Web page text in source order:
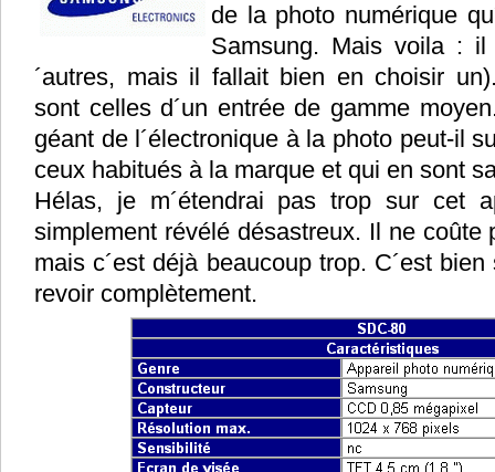
de la photo numérique
Samsung. Mais voila :
´autres, mais il fallait bien en choisir
sont celles d´un entrée de gamme
géant de l´électronique à la photo peut-il
ceux habitués à la marque et qui en sont
Hélas, je m´étendrai pas trop sur cet
simplement révélé désastreux. Il ne coûte
mais c´est déjà beaucoup trop. C´est
revoir complètement.